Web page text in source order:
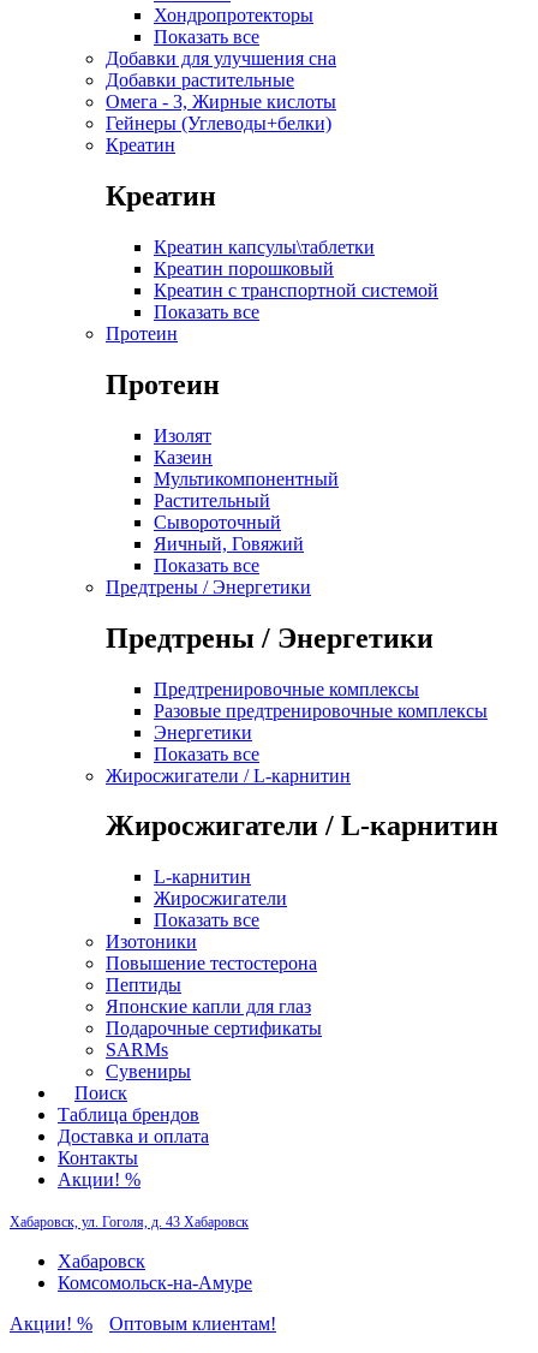
Хондропротекторы
Показать все
Добавки для улучшения сна
Добавки растительные
Омега - 3, Жирные кислоты
Гейнеры (Углеводы+белки)
Креатин
Креатин
Креатин капсулы\таблетки
Креатин порошковый
Креатин с транспортной системой
Показать все
Протеин
Протеин
Изолят
Казеин
Мультикомпонентный
Растительный
Сывороточный
Яичный, Говяжий
Показать все
Предтрены / Энергетики
Предтрены / Энергетики
Предтренировочные комплексы
Разовые предтренировочные комплексы
Энергетики
Показать все
Жиросжигатели / L-карнитин
Жиросжигатели / L-карнитин
L-карнитин
Жиросжигатели
Показать все
Изотоники
Повышение тестостерона
Пептиды
Японские капли для глаз
Подарочные сертификаты
SARMs
Сувениры
Поиск
Таблица брендов
Доставка и оплата
Контакты
Акции! %
Хабаровск, ул. Гоголя, д. 43 Хабаровск
Хабаровск
Комсомольск-на-Амуре
Акции! %
Оптовым клиентам!